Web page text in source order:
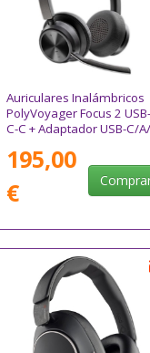
Auriculares Inalámbricos
PolyVoyager Focus 2 USB-
C-C + Adaptador USB-C/A/
Negros
195,00
€